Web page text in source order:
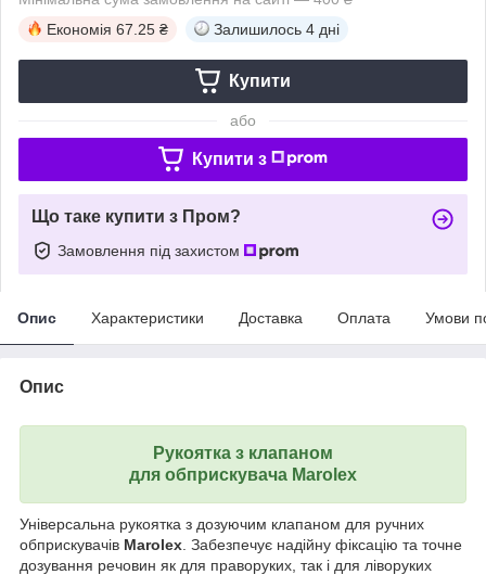
Економія 67.25 ₴ Залишилось 4 дні
Купити
або
Купити з
Що таке купити з Пром?
Замовлення під захистом
Опис Характеристики Доставка Оплата Умови
Опис
Рукоятка з клапаном
для обприскувача Marolex
Універсальна рукоятка з дозуючим клапаном для ручних
обприскувачів Marolex . Забезпечує надійну фіксацію та точне
дозування речовин як для праворуких, так і для ліворуких